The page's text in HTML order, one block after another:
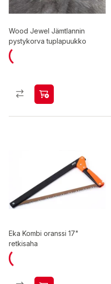
Wood Jewel Jämtlannin
pystykorva tuplapuukko
Eka Kombi oranssi 17"
retkisaha